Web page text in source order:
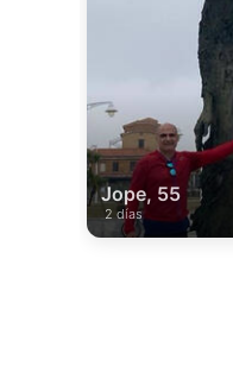
Jope, 55
2 días